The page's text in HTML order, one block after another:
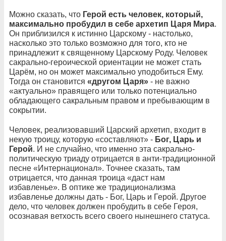
Можно сказать, что Герой есть человек, который,
максимально пробудил в себе архетип Царя Мира.
Он приблизился к истинно Царскому - настолько,
насколько это только возможно для того, кто не
принадлежит к священному Царскому Роду. Человек
сакрально-героической ориентации не может стать
Царём, но он может максимально уподобиться Ему.
Тогда он становится «другом Царя» - не важно
«актуально» правящего или только потенциально
обладающего сакральным правом и пребывающим в
сокрытии.
Человек, реализовавший Царский архетип, входит в
некую троицу, которую «составляют» - Бог, Царь и
Герой. И не случайно, что именно эта сакрально-
политическую триаду отрицается в анти-традиционной
песне «Интернационал». Точнее сказать, там
отрицается, что данная троица «даст нам
избавленье». В оптике же традиционализма
избавленье должны дать - Бог, Царь и Герой. Другое
дело, что человек должен пробудить в себе Героя,
осознавая ветхость всего своего нынешнего статуса.